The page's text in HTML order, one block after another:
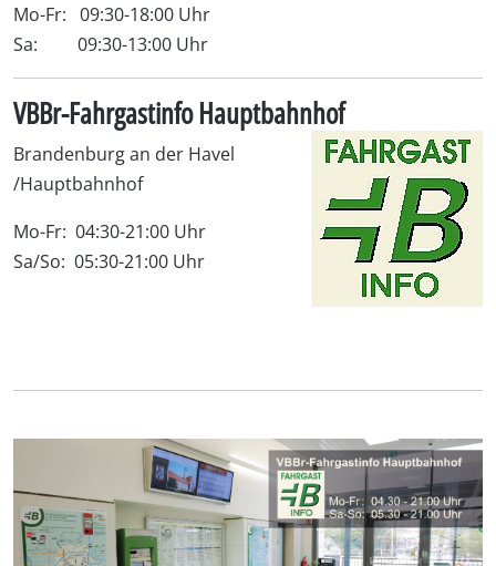
Mo-Fr: 09:30-18:00 Uhr
Sa: 09:30-13:00 Uhr
VBBr-Fahrgastinfo Hauptbahnhof
Brandenburg an der Havel
/Hauptbahnhof
Mo-Fr: 04:30-21:00 Uhr
Sa/So: 05:30-21:00 Uhr